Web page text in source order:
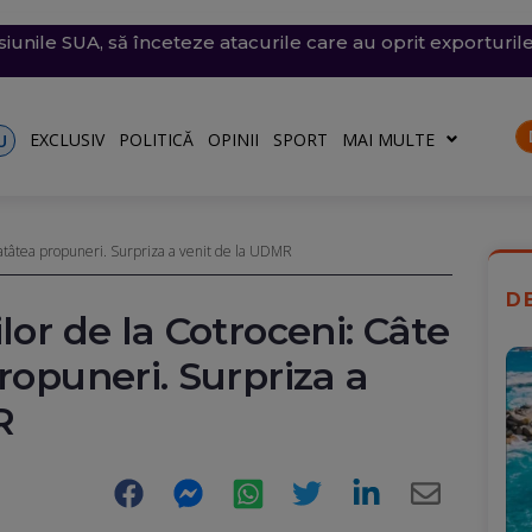
SUA, să înceteze atacurile care au oprit
din România în Bulgaria și a explodat aproape de
și vijelii. Trei Coduri galbene, temperaturi de 37 de
și drone asupra Kievului. Trei oameni, inclusiv un
viitoare. Accesul se va face în etape. Iată ce
EXCLUSIV POLITICĂ OPINII SPORT MAI MULTE
propuneri. Surpriza a venit de la UDMR
de la Cotroceni: Câte
Surpriza a
Facebook Messenger WhatsApp Twitter LinkedIn